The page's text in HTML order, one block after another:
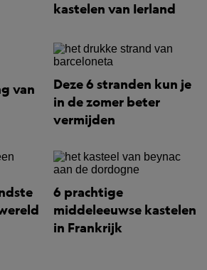
kastelen van Ierland
van
Deze 6 stranden kun je
in de zomer beter
vermijden
6 prachtige
middeleeuwse kastelen
in Frankrijk